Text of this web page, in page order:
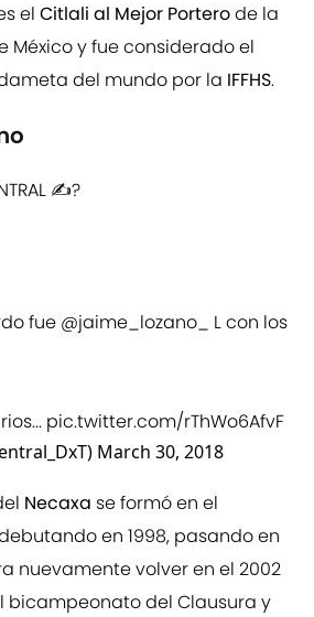
el Citlali al Mejor Porterode la
México y fue considerado el
del mundo por la IFFHS.
✍?
fue @jaime_lozano_ L con los
pic.twitter.com/rThWo6AfvF
March 30, 2018
Necaxa se formó en el
en 1998, pasando en
nuevamente volver en el 2002
bicampeonato del Clausura y